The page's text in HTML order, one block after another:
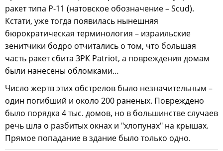
ракет типа Р-11 (натовское обозначение – Scud).
Кстати, уже тогда появилась нынешняя
бюрократическая терминология – израильские
зенитчики бодро отчитались о том, что большая
часть ракет сбита ЗРК Patriot, а повреждения домам
были нанесены обломками…
Число жертв этих обстрелов было незначительным –
один погибший и около 200 раненых. Повреждено
было порядка 4 тыс. домов, но в большинстве случаев
речь шла о разбитых окнах и "хлопунах" на крышах.
Прямое попадание в здание было только одно.